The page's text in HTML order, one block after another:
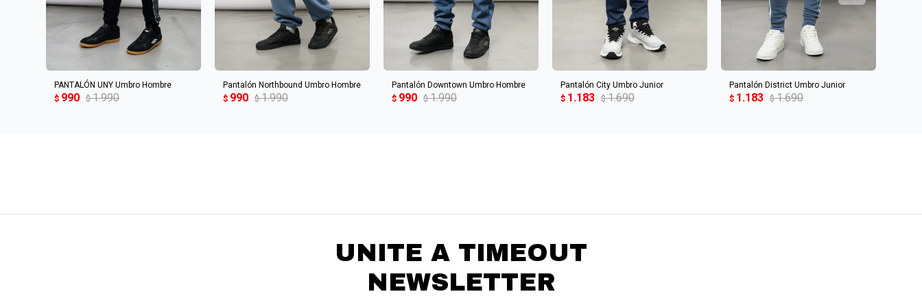
PANTALÓN UNY Umbro Hombre
$ 990 $ 1.990
AGREGAR AL CARRITO
Pantalón Northbound Umbro Hombre
$ 990 $ 1.990
AGREGAR AL CARRITO
Pantalón Downtown Umbro Hombre
$ 990 $ 1.990
AGREGAR AL CARRITO
Pantalón City Umbro Junior
$ 1.183 $ 1.690
AGREGAR AL CARRITO
Pantalón District Umbro Junior
$ 1.183 $ 1.690
AGREGAR AL CARRITO
UNITE A TIMEOUT
NEWSLETTER